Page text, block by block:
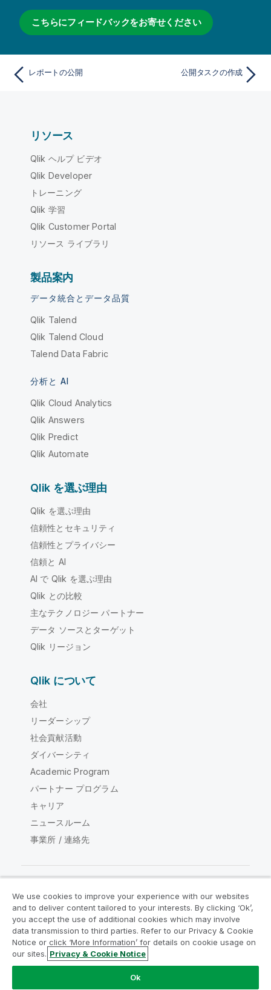
こちらにフィードバックをお寄せください
レポートの公開 公開タスクの作成
リソース
Qlik ヘルプ ビデオ
Qlik Developer
トレーニング
Qlik 学習
Qlik Customer Portal
リソース ライブラリ
製品案内
データ統合とデータ品質
Qlik Talend
Qlik Talend Cloud
Talend Data Fabric
分析と AI
Qlik Cloud Analytics
Qlik Answers
Qlik Predict
Qlik Automate
Qlik を選ぶ理由
Qlik を選ぶ理由
信頼性とセキュリティ
信頼性とプライバシー
信頼と AI
AI で Qlik を選ぶ理由
Qlik との比較
主なテクノロジー パートナー
データ ソースとターゲット
Qlik リージョン
Qlik について
会社
リーダーシップ
社会貢献活動
ダイバーシティ
Academic Program
パートナー プログラム
キャリア
ニュースルーム
事業所 / 連絡先
Qlik コミュニティ
法的契約 製品規約
Legal Policies
リーガルポリシー
利用規約
Do Not Share My Info
Copyright © 1993-2026 QlikTech International AB.無断複写・
We use cookies to improve your experience with our websites
and to deliver content tailored to your interests. By clicking ‘Ok’,
you accept the use of additional cookies which may involve
data transmission to third parties. Refer to our Privacy & Cookie
Notice or click ‘More Information’ for details on cookie usage on
our sites. Privacy & Cookie Notice
Ok